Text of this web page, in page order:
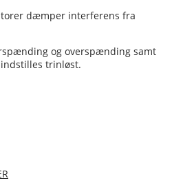
dæmper interferens fra
og overspænding samt
trinløst.